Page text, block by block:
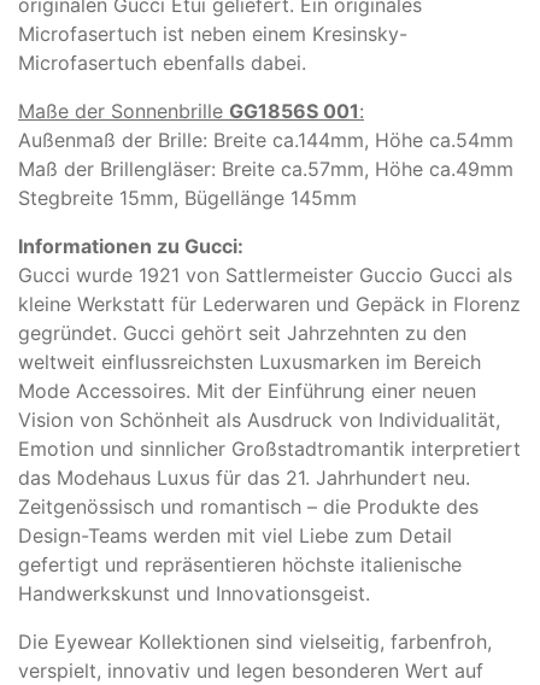
originalen Gucci Etui geliefert. Ein originales
Microfasertuch ist neben einem Kresinsky-
Microfasertuch ebenfalls dabei.
Maße der Sonnenbrille GG1856S 001:
Außenmaß der Brille: Breite ca.144mm, Höhe ca.54mm
Maß der Brillengläser: Breite ca.57mm, Höhe ca.49mm
Stegbreite 15mm, Bügellänge 145mm
Informationen zu Gucci:
Gucci wurde 1921 von Sattlermeister Guccio Gucci als
kleine Werkstatt für Lederwaren und Gepäck in Florenz
gegründet. Gucci gehört seit Jahrzehnten zu den
weltweit einflussreichsten Luxusmarken im Bereich
Mode Accessoires. Mit der Einführung einer neuen
Vision von Schönheit als Ausdruck von Individualität,
Emotion und sinnlicher Großstadtromantik interpretiert
das Modehaus Luxus für das 21. Jahrhundert neu.
Zeitgenössisch und romantisch – die Produkte des
Design-Teams werden mit viel Liebe zum Detail
gefertigt und repräsentieren höchste italienische
Handwerkskunst und Innovationsgeist.
Die Eyewear Kollektionen sind vielseitig, farbenfroh,
verspielt, innovativ und legen besonderen Wert auf